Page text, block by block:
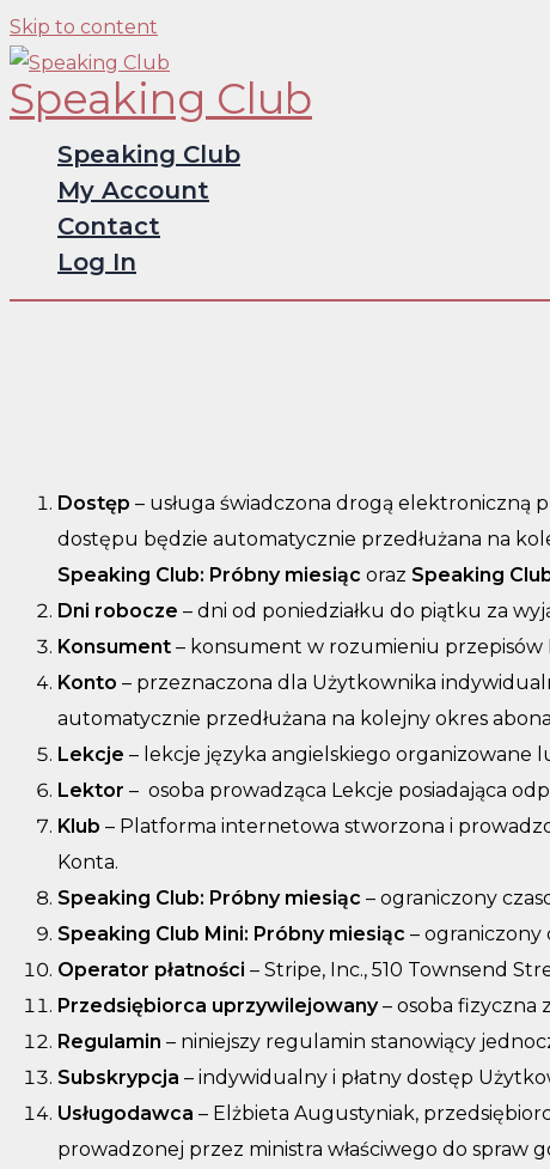
Skip to content
Speaking Club
Speaking Club
My Account
Contact
Log In
Dostęp – usługa świadczona drogą elektroniczną
dostępu będzie automatycznie przedłużana na
Speaking Club: Próbny miesiąc oraz Speaking
Dni robocze – dni od poniedziałku do piątku za
Konsument – konsument w rozumieniu przepisów
Konto – przeznaczona dla Użytkownika
automatycznie przedłużana na kolejny okres
Lekcje – lekcje języka angielskiego organizowane
Lektor – osoba prowadząca Lekcje posiadająca
Klub – Platforma internetowa stworzona i
Konta.
Speaking Club: Próbny miesiąc – ograniczony
Speaking Club Mini: Próbny miesiąc – ograniczony
Operator płatności – Stripe, Inc., 510 Townsend
Przedsiębiorca uprzywilejowany– osoba fizyczna
Regulamin – niniejszy regulamin stanowiący
Subskrypcja – indywidualny i płatny dostęp
Usługodawca – Elżbieta Augustyniak,
prowadzonej przez ministra właściwego do spraw